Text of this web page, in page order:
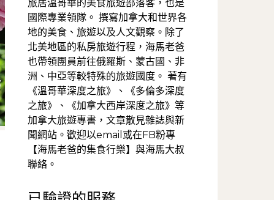
旅居溫哥華的美食旅遊部落客，也是
國際專業領隊。 撰寫加拿大和世界各
地的美食、旅遊以及人文觀察。除了
北美地區的私房旅遊行程，海馬老爸
也帶領團員前往俄羅斯、蒙古國、非
洲、中亞等較特殊的旅遊國度。 著有
《溫哥華深度之旅》、《多倫多深度
之旅》、《加拿大西岸深度之旅》等
加拿大旅遊專書，文章散見雜誌與新
聞網站。歡迎以email或在FB粉專
【海馬老爸的集食行樂】與海馬大叔
聯絡。